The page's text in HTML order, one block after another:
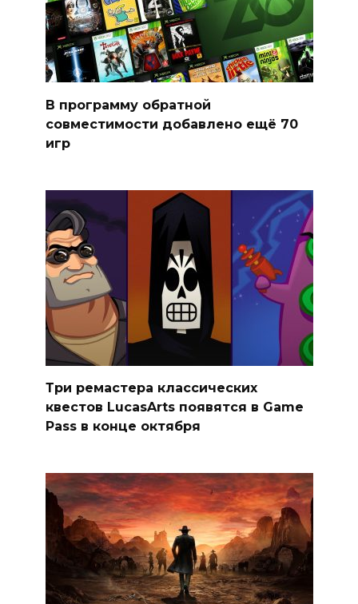
В программу обратной
совместимости добавлено ещё 70
игр
Три ремастера классических
квестов LucasArts появятся в Game
Pass в конце октября